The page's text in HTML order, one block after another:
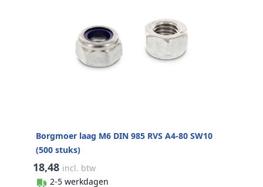
Borgmoer laag M6 DIN 985 RVS A4-80 SW10
(500 stuks)
18,48 incl. btw
2-5 werkdagen